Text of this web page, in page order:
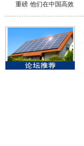
重磅 他们在中国高效